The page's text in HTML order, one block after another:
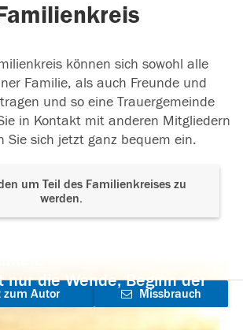
können sich sowohl alle
Familie, als auch Freunde und
und so eine Trauergemeinde
in Kontakt mit anderen Mitgliedern
Sie sich jetzt ganz bequem ein.
um Teil des Familienkreises zu
werden.
nur die Wende, Beginn der
Autor
Missbrauch